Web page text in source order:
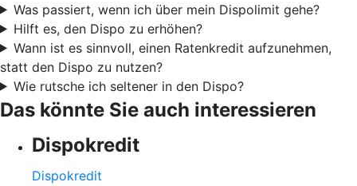
Was passiert, wenn ich über mein Dispolimit gehe?
Hilft es, den Dispo zu erhöhen?
Wann ist es sinnvoll, einen Ratenkredit aufzunehmen,
statt den Dispo zu nutzen?
Wie rutsche ich seltener in den Dispo?
Das könnte Sie auch interessieren
Dispokredit
Dispokredit